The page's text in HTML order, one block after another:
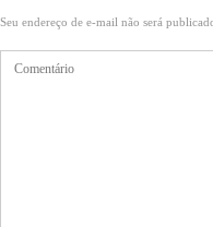
Seu endereço de e-mail não será